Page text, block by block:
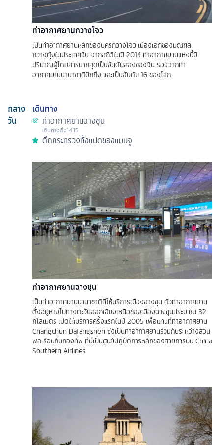
ท่าอากาศยานกวางโจว
เป็นท่าอากาศยานหลักของนครกวางโจว เมืองเอกของมณฑล
กวางตุ้งในประเทศจีน จากสถิติในปี 2014 ท่าอากาศยานแห่งนี้มี
ปริมาณผู้โดยสารมากสุดเป็นอันดับสองของจีน รองจากท่า
อากาศยานนานาชาติปักกิ่ง และเป็นอันดับ 16 ของโลก
กลาง
วัน
เดินทาง
ท่าอากาศยานฉางชุน
เดินทางถึง14.15
ตึกกระทรวงทั้งแปดของแมนจู
ท่าอากาศยานฉางชุน
เป็นท่าอากาศยานนานาชาติที่ให้บริการเมืองฉางชุน ตัวท่าอากาศยาน
ตั้งอยู่ห่างไปทางตะวันออกเฉียงเหนือของเมืองฉางชุนประมาณ 32
กิโลเมตร เปิดให้บริการครั้งแรกในปี 2005 เพื่อแทนที่ท่าอากาศยาน
Changchun Dafangshen ซึ่งเป็นท่าอากาศยานร่วมกันระหว่างสวน
พลเรือนกับกองทัพ ที่นี่เป็นศูนย์ปฎิบัติการหลักของสายการบิน China
Southern Airlines